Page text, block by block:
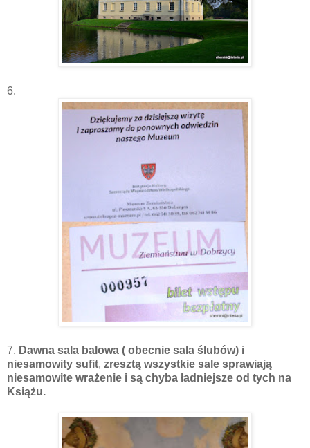
6.
7. Dawna sala balowa ( obecnie sala ślubów) i
niesamowity sufit, zresztą wszystkie sale sprawiają
niesamowite wrażenie i są chyba ładniejsze od tych na
Książu.